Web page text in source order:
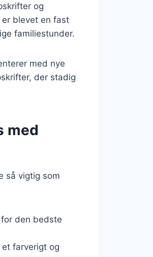
og
blevet en fast
familiestunder.
med nye
der stadig
med
så vigtig som
den bedste
farverigt og